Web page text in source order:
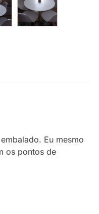
Eu mesmo
os pontos de